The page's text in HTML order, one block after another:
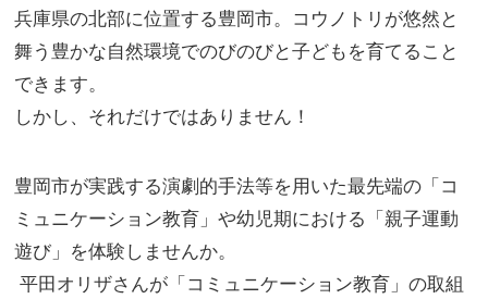
兵庫県の北部に位置する豊岡市。コウノトリが悠然と
舞う豊かな自然環境でのびのびと子どもを育てること
できます。
しかし、それだけではありません！
豊岡市が実践する演劇的手法等を用いた最先端の「コ
ミュニケーション教育」や幼児期における「親子運動
遊び」を体験しませんか。
平田オリザさんが「コミュニケーション教育」の取組